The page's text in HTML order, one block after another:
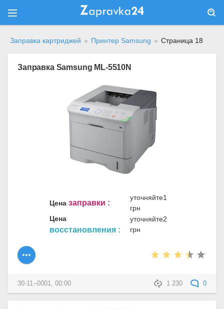
Заправка картриджей » Принтер Samsung » Страница 18
Заправка Samsung ML-5510N
Цена заправки :
уточняйте1
грн
Цена
восстановления :
уточняйте2
грн
1 230 0
30-11--0001, 00:00